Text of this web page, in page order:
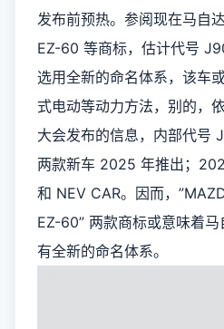
发布前预热。参阅现在马自
EZ-60 等商标，估计代号
选用全新的命名体系，该车
式电动等动力方法，别的，
大会发布的信息，内部代号
两款新车 2025 年推出；
和 NEV CAR。因而，
EZ-60” 两款商标或意味着
有全新的命名体系。